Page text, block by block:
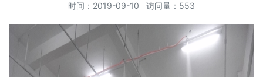
时间：2019-09-10 访问量：553